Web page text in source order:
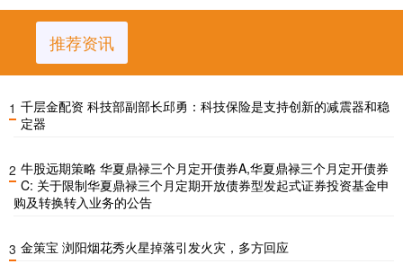
推荐资讯
1 千层金配资 科技部副部长邱勇：科技保险是支持创新的减震器和稳
定器
2 牛股远期策略 华夏鼎禄三个月定开债券A,华夏鼎禄三个月定开债券
C: 关于限制华夏鼎禄三个月定期开放债券型发起式证券投资基金申
购及转换转入业务的公告
3 金策宝 浏阳烟花秀火星掉落引发火灾，多方回应